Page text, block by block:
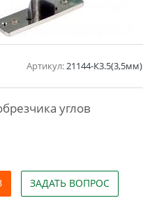
Артикул:21144-К3.5(3,5мм)
углов
ЗАДАТЬ ВОПРОС